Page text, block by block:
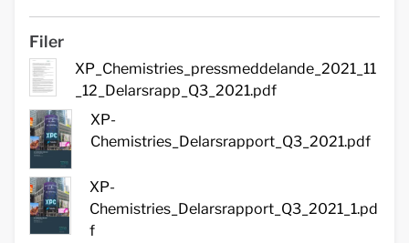
Filer
XP_Chemistries_pressmeddelande_2021_11
_12_Delarsrapp_Q3_2021.pdf
XP-
Chemistries_Delarsrapport_Q3_2021.pdf
XP-
Chemistries_Delarsrapport_Q3_2021_1.pd
f